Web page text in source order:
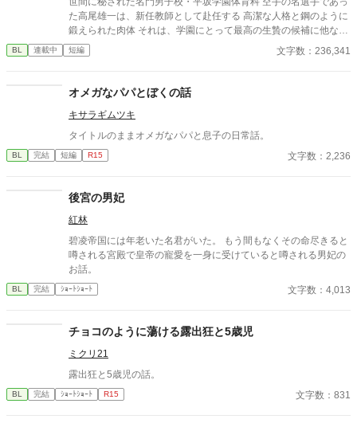
た高尾雄一は、新任教師として赴任する 高潔な人格と鋼のように
鍛えられた肉体 それは、学園にとって最高の生贄の候補に他なら
なかった 至高の筋肉を持つ、精神を削られ意志をなくした青年を
太古の神に捧げるため、“水”、“風”、“土”の信奉者達が暗躍する 意
校で繰り広げられるダークファンタジー
BL 連載中 短編 文字数：236,341
オメガなパパとぼくの話
キサラギムツキ
タイトルのままオメガなパパと息子の日常話。
BL 完結 短編 R15 文字数：2,236
後宮の男妃
紅林
碧凌帝国には年老いた名君がいた。 もう間もなくその命尽きると
噂される宮殿で皇帝の寵愛を一身に受けていると噂される男妃の
お話。
BL 完結 ｼｮｰﾄｼｮｰﾄ 文字数：4,013
チョコのように蕩ける露出狂と5歳児
ミクリ21
露出狂と5歳児の話。
BL 完結 ｼｮｰﾄｼｮｰﾄ R15 文字数：831